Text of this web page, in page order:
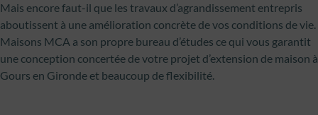
Mais encore faut-il que les travaux d’agrandissement entrepris
aboutissent à une amélioration concrète de vos conditions de vie.
Maisons MCA a son propre bureau d’études ce qui vous garantit
une conception concertée de votre projet d’extension de maison à
Gours en Gironde et beaucoup de flexibilité.